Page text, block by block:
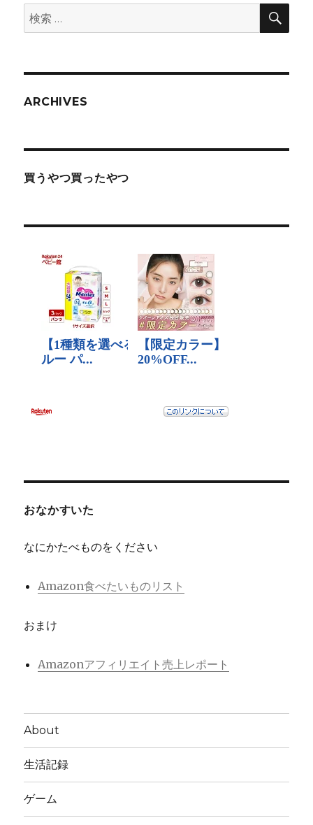
検
索:
検
ARCHIVES
買うやつ買ったやつ
おなかすいた
なにかたべものをください
Amazon食べたいものリスト
おまけ
Amazonアフィリエイト売上レポート
About
生活記録
ゲーム